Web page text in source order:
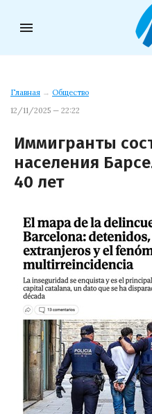
menu
Главная → Общество
12/11/2025 — 22:22
Иммигранты
населения
40 лет